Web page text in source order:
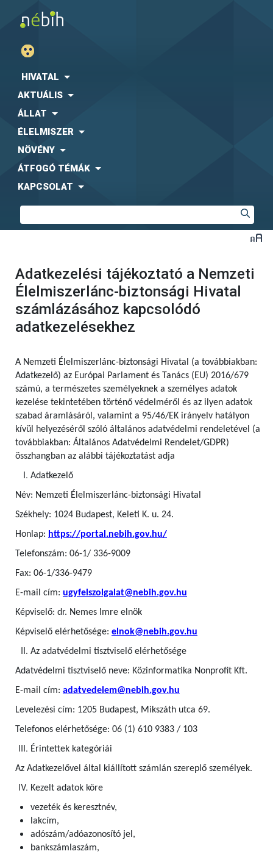
HIVATAL
AKTUÁLIS
ÁLLAT
ÉLELMISZER
NÖVÉNY
ÁTFOGÓ TÉMÁK
KAPCSOLAT
Adatkezelési tájékoztató a Nemzeti
Élelmiszerlánc-biztonsági Hivatal
számlázásához kapcsolódó
adatkezelésekhez
A Nemzeti Élelmiszerlánc-biztonsági Hivatal (a továbbiakban:
Adatkezelő) az Európai Parlament és Tanács (EU) 2016/679
számú, a természetes személyeknek a személyes adatok
kezelése tekintetében történő védelméről és az ilyen adatok
szabad áramlásáról, valamint a 95/46/EK irányelv hatályon
kívül helyezéséről szóló általános adatvédelmi rendeletével (a
továbbiakban: Általános Adatvédelmi Rendelet/GDPR)
összhangban az alábbi tájékoztatást adja
Adatkezelő
Név: Nemzeti Élelmiszerlánc-biztonsági Hivatal
Székhely: 1024 Budapest, Keleti K. u. 24.
Honlap: https://portal.nebih.gov.hu/
Telefonszám: 06-1/ 336-9009
Fax: 06-1/336-9479
E-mail cím: ugyfelszolgalat@nebih.gov.hu
Képviselő: dr. Nemes Imre elnök
Képviselő elérhetősége: elnok@nebih.gov.hu
Az adatvédelmi tisztviselő elérhetősége
Adatvédelmi tisztviselő neve: Közinformatika Nonprofit Kft.
E-mail cím: adatvedelem@nebih.gov.hu
Levelezési cím: 1205 Budapest, Mikszáth utca 69.
Telefonos elérhetősége: 06 (1) 610 9383 / 103
Érintettek kategóriái
Az Adatkezelővel által kiállított számlán szereplő személyek.
Kezelt adatok köre
vezeték és keresztnév,
lakcím,
adószám/adóazonosító jel,
bankszámlaszám,